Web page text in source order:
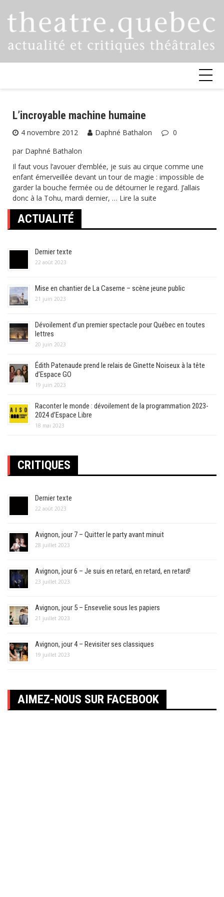
L’incroyable machine humaine
4 novembre 2012 Daphné Bathalon
0
par Daphné Bathalon
Il faut vous l’avouer d’emblée, je suis au cirque comme une
enfant émerveillée devant un tour de magie : impossible de
garder la bouche fermée ou de détourner le regard. J’allais
donc à la Tohu, mardi dernier, … Lire la suite
ACTUALITÉ
Dernier texte
22 août 2023
Mise en chantier de La Caserne – scène jeune public
21 juin 2023
Dévoilement d’un premier spectacle pour Québec en toutes
lettres
20 juin 2023
Édith Patenaude prend le relais de Ginette Noiseux à la tête
d’Espace GO
19 juin 2023
Raconter le monde : dévoilement de la programmation 2023-
2024 d’Espace Libre
18 mai 2023
CRITIQUES
Dernier texte
22 août 2023
Avignon, jour 7 – Quitter le party avant minuit
28 juillet 2023
Avignon, jour 6 – Je suis en retard, en retard, en retard!
23 juillet 2023
Avignon, jour 5 – Ensevelie sous les papiers
21 juillet 2023
Avignon, jour 4 – Revisiter ses classiques
19 juillet 2023
AIMEZ-NOUS SUR FACEBOOK